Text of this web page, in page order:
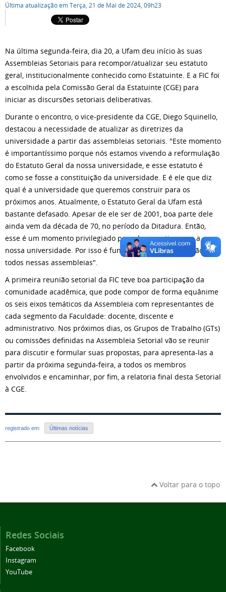
Última atualização em Terça, 21 de Mai de 2024, 09h23
Na última segunda-feira, dia 20, a Ufam deu início às suas
Assembleias Setoriais para recompor/atualizar seu estatuto
geral, institucionalmente conhecido como Estatuinte. E a FIC foi
a escolhida pela Comissão Geral da Estatuinte (CGE) para
iniciar as discursões setoriais deliberativas.
Durante o encontro, o vice-presidente da CGE, Diego Squinello,
destacou a necessidade de atualizar as diretrizes da
universidade a partir das assembleias setoriais. "Este momento
é importantíssimo porque nós estamos vivendo a reformulação
do Estatuto Geral da nossa universidade, e esse estatuto é
como se fosse a constituição da universidade. E é ele que diz
qual é a universidade que queremos construir para os
próximos anos. Atualmente, o Estatuto Geral da Ufam está
bastante defasado. Apesar de ele ser de 2001, boa parte dele
ainda vem da década de 70, no período da Ditadura. Então,
esse é um momento privilegiado para democratizarmos a
nossa universidade. Por isso é fundamental a participação de
todos nessas assembleias".
A primeira reunião setorial da FIC teve boa participação da
comunidade acadêmica, que pode compor de forma equânime
os seis eixos temáticos da Assembleia com representantes de
cada segmento da Faculdade: docente, discente e
administrativo. Nos próximos dias, os Grupos de Trabalho (GTs)
ou comissões definidas na Assembleia Setorial vão se reunir
para discutir e formular suas propostas, para apresenta-las a
partir da próxima segunda-feira, a todos os membros
envolvidos e encaminhar, por fim, a relatoria final desta Setorial
à CGE.
registrado em: Últimas notícias
Voltar para o topo
Redes Sociais
Facebook
Instagram
YouTube